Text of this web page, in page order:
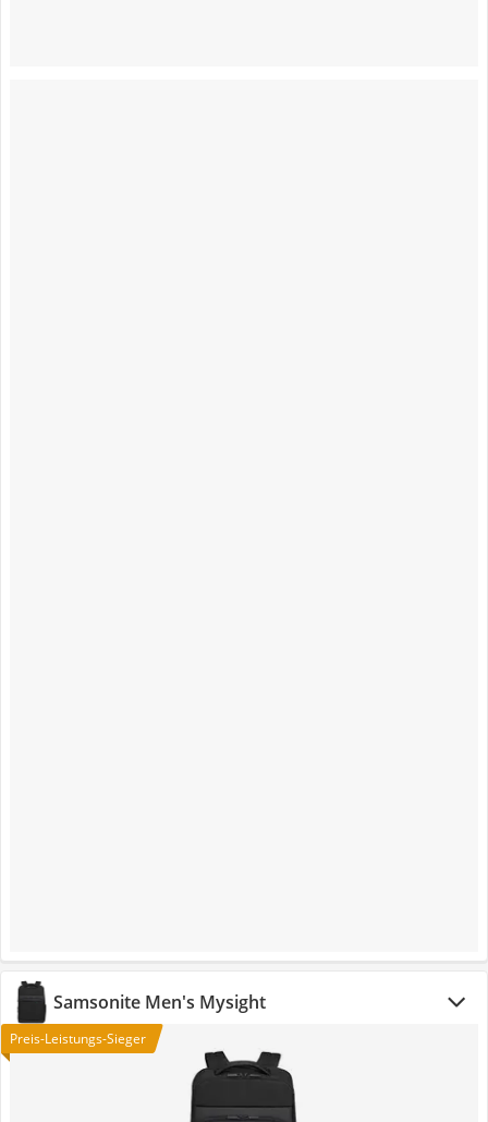
Samsonite Men's Mysight
Preis-Leistungs-Sieger